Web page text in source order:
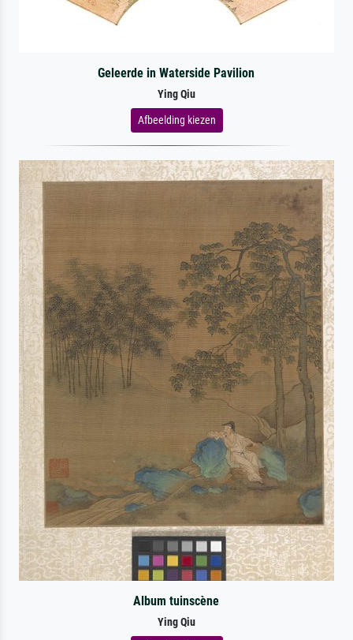
Geleerde in Waterside Pavilion
Ying Qiu
Afbeelding kiezen
Album tuinscène
Ying Qiu